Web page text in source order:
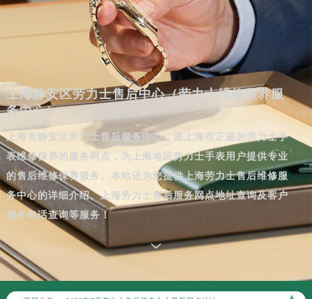
上海静安区劳力士售后中心（劳力士维修保养服
务中心）
上海市静安区劳力士售后服务中心，是上海市正规的劳力士手
表维修保养的服务网点，为上海地区劳力士手表用户提供专业
的售后维修保养服务。本站还为您提供上海劳力士售后维修服
务中心的详细介绍、上海劳力士售后服务网点地址查询及客户
服务电话查询等服务！
▲
2026年7月上海市劳力士官方售后客户服务热线：400-805-0023